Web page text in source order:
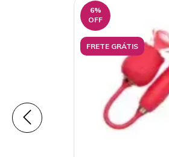
6%
OFF
FRETE GRÁTIS